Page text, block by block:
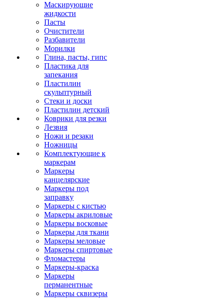
Маскирующие
жидкости
Пасты
Очистители
Разбавители
Морилки
Глина, пасты, гипс
Пластика для
запекания
Пластилин
скульптурный
Стеки и доски
Пластилин детский
Коврики для резки
Лезвия
Ножи и резаки
Ножницы
Комплектующие к
маркерам
Маркеры
канцелярские
Маркеры под
заправку
Маркеры с кистью
Маркеры акриловые
Маркеры восковые
Маркеры для ткани
Маркеры меловые
Маркеры спиртовые
Фломастеры
Маркеры-краска
Маркеры
перманентные
Маркеры сквизеры